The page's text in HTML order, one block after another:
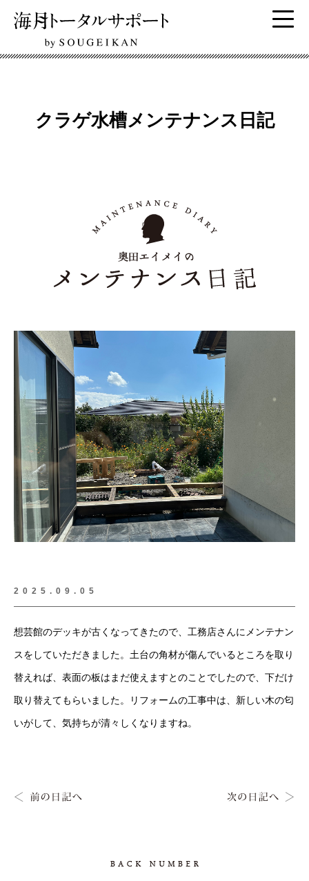
クラゲ水槽メンテナンス日記
2025.09.05
想芸館のデッキが古くなってきたので、工務店さんにメンテナン
スをしていただきました。土台の角材が傷んでいるところを取り
替えれば、表面の板はまだ使えますとのことでしたので、下だけ
取り替えてもらいました。リフォームの工事中は、新しい木の匂
いがして、気持ちが清々しくなりますね。